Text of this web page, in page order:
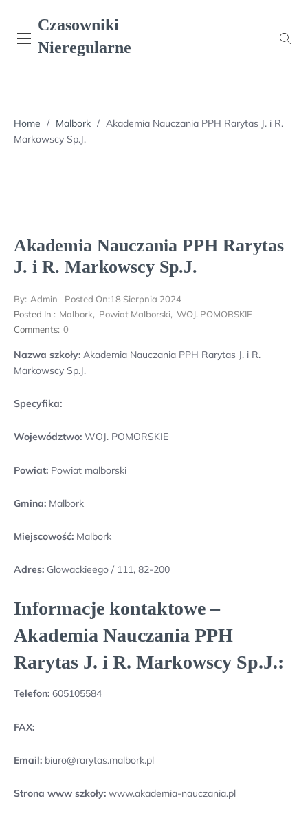
content
Czasowniki
Nieregularne
Home / Malbork / Akademia Nauczania PPH Rarytas J. i R.
Markowscy Sp.J.
Akademia Nauczania PPH Rarytas
J. i R. Markowscy Sp.J.
By: Admin Posted On:18 Sierpnia 2024
Posted In : Malbork, Powiat Malborski, WOJ. POMORSKIE
Comments: 0
Nazwa szkoły: Akademia Nauczania PPH Rarytas J. i R.
Markowscy Sp.J.
Specyfika:
Województwo: WOJ. POMORSKIE
Powiat: Powiat malborski
Gmina: Malbork
Miejscowość: Malbork
Adres: Głowackieego / 111, 82-200
Informacje kontaktowe –
Akademia Nauczania PPH
Rarytas J. i R. Markowscy Sp.J.:
Telefon: 605105584
FAX:
Email: biuro@rarytas.malbork.pl
Strona www szkoły: www.akademia-nauczania.pl